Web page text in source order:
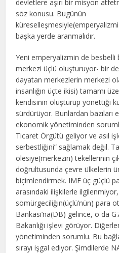
devletlere aşırı bir misyon
söz konusu. Bugünün
başka yerde aranmalıdır.
Yeni emperyalizmin de besbelli
merkezi üçlü oluşturuyor- bir de
dayatan merkezlerin merkezi
insanlığın üçte ikisi) tamamı
kendisinin oluşturup yönettiği
sürdürüyor. Bunlardan
ekonomik yönetiminden
Ticaret Örgütü geliyor ve asıl
serbestliğini” sağlamak değil.
ölesiye(merkezin) tekellerinin
doğrultusunda çevre ülkelerin
biçimlendirmek. IMF üç güçlü
arasındaki ilişkilerle
sömürgeciliğin(üçlü’nün) para
Bankası’na(DB) gelince, o da
Bakanlığı işlevi görüyor.
yönetiminden sorumlu. Bu
sırayı işgal ediyor. Şimdilerde